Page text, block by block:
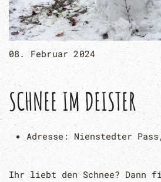
08. Februar 2024
SCHNEE IM DEISTER
Adresse: Nienstedter
Ihr liebt den Schnee?